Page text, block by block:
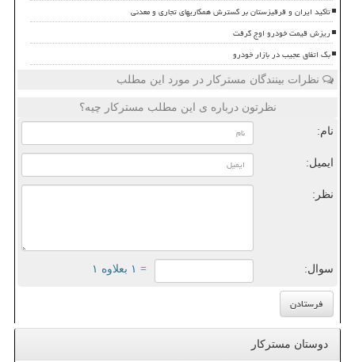
تأکید ایران و قرقیزستان بر گسترش همکاریهای تجاری و معدنی
ریزش قیمت خودرو اوج گرفت
بک اتفاق عجیب در بازار خودرو
نظرات بینندگان مسترکار در مورد این مطلب
نظرتون درباره ی این مطلب مسترکار چیه؟
نام:
ایمیل:
نظر:
سوال: = ۱ بعلاوه ۱
دوستان مسترکار